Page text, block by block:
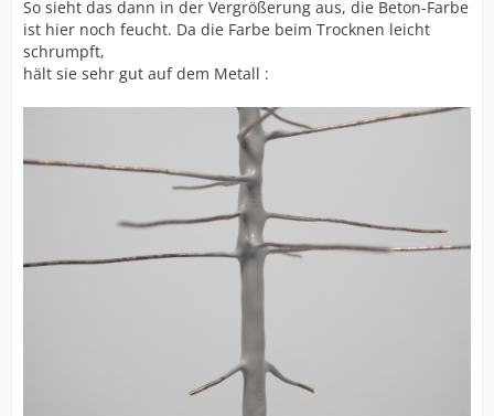
So sieht das dann in der Vergrößerung aus, die Beton-Farbe
ist hier noch feucht. Da die Farbe beim Trocknen leicht
schrumpft,
hält sie sehr gut auf dem Metall :